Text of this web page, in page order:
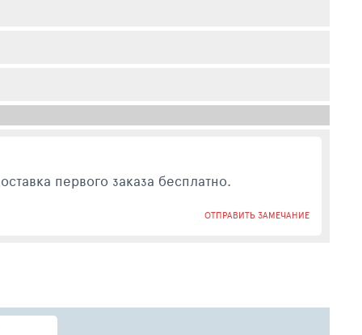
первого заказа бесплатно.
ОТПРАВИТЬ ЗАМЕЧАНИЕ